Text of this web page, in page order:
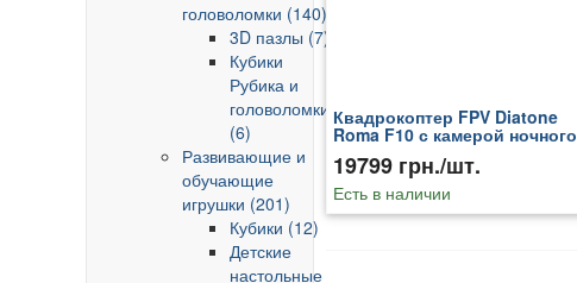
головоломки (140)
3D пазлы (7)
Кубики
Рубика и
головоломки
(6)
Развивающие и
обучающие
игрушки (201)
Кубики (12)
Детские
настольные
Квадрокоптер FPV Diatone
Roma F10 с камерой ночного
видения
19799 грн./шт.
Есть в наличии